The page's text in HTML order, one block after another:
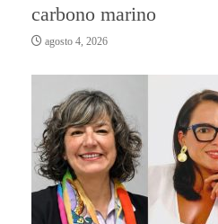
carbono marino
agosto 4, 2026